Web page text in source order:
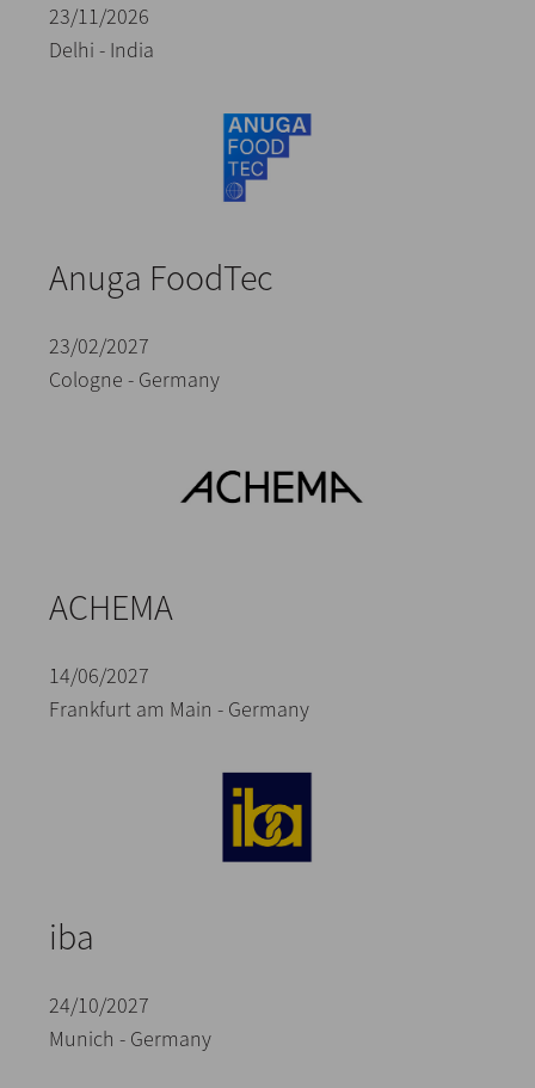
23/11/2026
Delhi - India
Anuga FoodTec
23/02/2027
Cologne - Germany
ACHEMA
14/06/2027
Frankfurt am Main - Germany
iba
24/10/2027
Munich - Germany